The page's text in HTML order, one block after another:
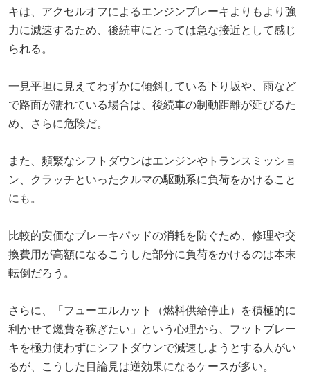
キは、アクセルオフによるエンジンブレーキよりもより強
力に減速するため、後続車にとっては急な接近として感じ
られる。
一見平坦に見えてわずかに傾斜している下り坂や、雨など
で路面が濡れている場合は、後続車の制動距離が延びるた
め、さらに危険だ。
また、頻繁なシフトダウンはエンジンやトランスミッショ
ン、クラッチといったクルマの駆動系に負荷をかけること
にも。
比較的安価なブレーキパッドの消耗を防ぐため、修理や交
換費用が高額になるこうした部分に負荷をかけるのは本末
転倒だろう。
さらに、「フューエルカット（燃料供給停止）を積極的に
利かせて燃費を稼ぎたい」という心理から、フットブレー
キを極力使わずにシフトダウンで減速しようとする人がい
るが、こうした目論見は逆効果になるケースが多い。